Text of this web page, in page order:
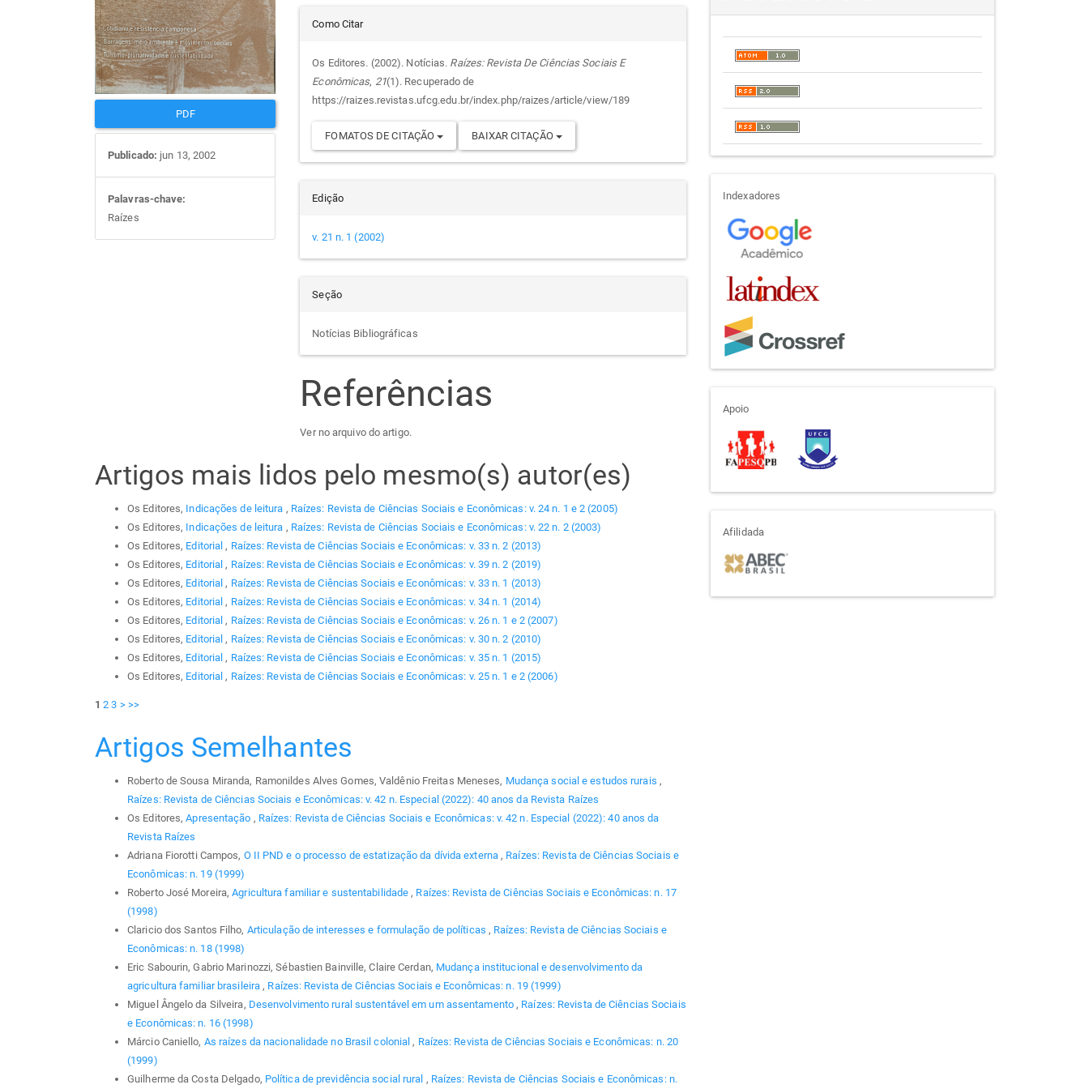
artigos
PDF
Publicado: jun 13, 2002
Palavras-chave:
Raízes
principal
Detalhes
do
artigo
Como Citar
Os Editores. (2002). Notícias. Raízes: Revista De Ciências Sociais E
Econômicas, 21(1). Recuperado de
https://raizes.revistas.ufcg.edu.br/index.php/raizes/article/view/189
FOMATOS DE CITAÇÃO BAIXAR CITAÇÃO
Edição
v. 21 n. 1 (2002)
Seção
Notícias Bibliográficas
Referências
Ver no arquivo do artigo.
Artigos mais lidos pelo mesmo(s) autor(es)
Os Editores, Indicações de leitura , Raízes: Revista de Ciências Sociais e Econômicas: v. 24 n. 1 e 2 (2005)
Os Editores, Indicações de leitura , Raízes: Revista de Ciências Sociais e Econômicas: v. 22 n. 2 (2003)
Os Editores, Editorial, Raízes: Revista de Ciências Sociais e Econômicas: v. 33 n. 2 (2013)
Os Editores, Editorial, Raízes: Revista de Ciências Sociais e Econômicas: v. 39 n. 2 (2019)
Os Editores, Editorial, Raízes: Revista de Ciências Sociais e Econômicas: v. 33 n. 1 (2013)
Os Editores, Editorial, Raízes: Revista de Ciências Sociais e Econômicas: v. 34 n. 1 (2014)
Os Editores, Editorial, Raízes: Revista de Ciências Sociais e Econômicas: v. 26 n. 1 e 2 (2007)
Os Editores, Editorial, Raízes: Revista de Ciências Sociais e Econômicas: v. 30 n. 2 (2010)
Os Editores, Editorial, Raízes: Revista de Ciências Sociais e Econômicas: v. 35 n. 1 (2015)
Os Editores, Editorial, Raízes: Revista de Ciências Sociais e Econômicas: v. 25 n. 1 e 2 (2006)
1 2 3 > >>
Artigos Semelhantes
Roberto de Sousa Miranda, Ramonildes Alves Gomes, Valdênio Freitas Meneses, Mudança social e estudos rurais ,
Raízes: Revista de Ciências Sociais e Econômicas: v. 42 n. Especial (2022): 40 anos da Revista Raízes
Os Editores,Apresentação , Raízes: Revista de Ciências Sociais e Econômicas: v. 42 n. Especial (2022): 40 anos da
Revista Raízes
Adriana Fiorotti Campos, O II PND e o processo de estatização da dívida externa, Raízes: Revista de Ciências Sociais e
Econômicas: n. 19 (1999)
Roberto José Moreira,Agricultura familiar e sustentabilidade, Raízes: Revista de Ciências Sociais e Econômicas: n. 17
(1998)
Claricio dos Santos Filho, Articulação de interesses e formulação de políticas , Raízes: Revista de Ciências Sociais e
Econômicas: n. 18 (1998)
Eric Sabourin, Gabrio Marinozzi, Sébastien Bainville, Claire Cerdan, Mudança institucional e desenvolvimento da
agricultura familiar brasileira, Raízes: Revista de Ciências Sociais e Econômicas: n. 19 (1999)
Miguel Ângelo da Silveira, Desenvolvimento rural sustentável em um assentamento, Raízes: Revista de Ciências Sociais
e Econômicas: n. 16 (1998)
Márcio Caniello, As raízes da nacionalidade no Brasil colonial, Raízes: Revista de Ciências Sociais e Econômicas: n. 20
(1999)
Guilherme da Costa Delgado, Política de previdência social rural , Raízes: Revista de Ciências Sociais e Econômicas: n.
indexadores
Indexadores
apoio
Apoio
afiliada
Afilidada